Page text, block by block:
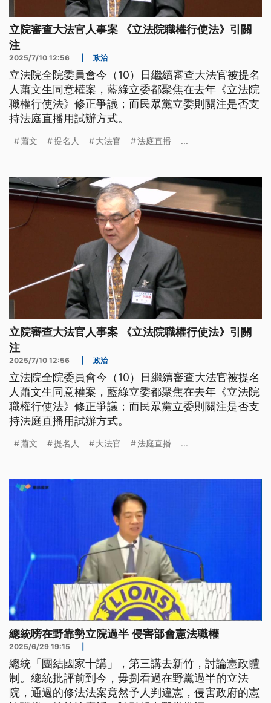
立院審查大法官人事案 《立法院職權行使法》引關
注
2025/7/10 12:56 政治
立法院全院委員會今（10）日繼續審查大法官被提名
人蕭文生同意權案，藍綠立委都聚焦在去年《立法院
職權行使法》修正爭議；而民眾黨立委則關注是否支
持法庭直播用試辦方式。
蕭文 提名人 大法官 法庭直播 ...
立院審查大法官人事案 《立法院職權行使法》引關
注
2025/7/10 12:56 政治
立法院全院委員會今（10）日繼續審查大法官被提名
人蕭文生同意權案，藍綠立委都聚焦在去年《立法院
職權行使法》修正爭議；而民眾黨立委則關注是否支
持法庭直播用試辦方式。
蕭文 提名人 大法官 法庭直播 ...
總統嗙在野靠勢立院過半 侵害部會憲法職權
2025/6/29 19:15
總統「團結國家十講」，第三講去新竹，討論憲政體
制。總統批評前到今，毋捌看過在野黨過半的立法
院，通過的修法法案竟然予人判違憲，侵害政府的憲